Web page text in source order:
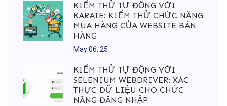
KIỂM THỬ TỰ ĐỘNG VỚI
KARATE: KIỂM THỬ CHỨC NĂNG
MUA HÀNG CỦA WEBSITE BÁN
HÀNG
May 06, 25
KIỂM THỬ TỰ ĐỘNG VỚI
SELENIUM WEBDRIVER: XÁC
THỰC DỮ LIỆU CHO CHỨC
NĂNG ĐĂNG NHẬP